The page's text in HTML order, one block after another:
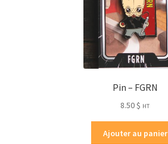
Pin – FGRN
8.50$ HT
Ajouter au panier